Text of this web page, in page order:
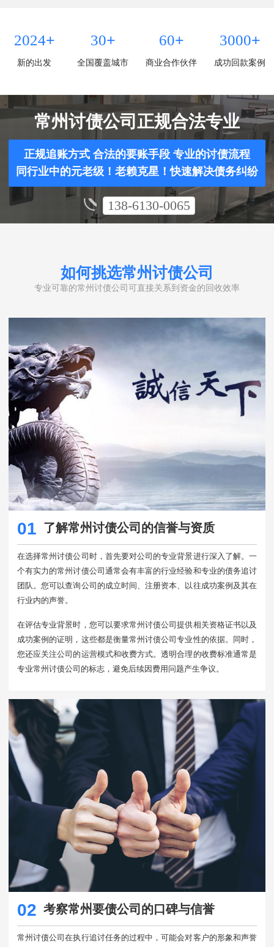
2024+
新的出发
30+
全国覆盖城市
60+
商业合作伙伴
3000+
成功回款案例
常州讨债公司正规合法专业
正规追账方式 合法的要账手段 专业的讨债流程
同行业中的元老级！老赖克星！快速解决债务纠纷
138-6130-0065
如何挑选常州讨债公司
专业可靠的常州讨债公司可直接关系到资金的回收效率
01 了解常州讨债公司的信誉与资质
在选择常州讨债公司时，首先要对公司的专业背景进行深入了解。一
个有实力的常州讨债公司通常会有丰富的行业经验和专业的债务追讨
团队。您可以查询公司的成立时间、注册资本、以往成功案例及其在
行业内的声誉。
在评估专业背景时，您可以要求常州讨债公司提供相关资格证书以及
成功案例的证明，这些都是衡量常州讨债公司专业性的依据。同时，
您还应关注公司的运营模式和收费方式。透明合理的收费标准通常是
专业常州讨债公司的标志，避免后续因费用问题产生争议。
02 考察常州要债公司的口碑与信誉
常州讨债公司在执行追讨任务的过程中，可能会对客户的形象和声誉